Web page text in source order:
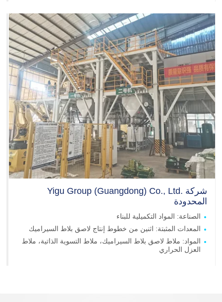
شركة Yigu Group (Guangdong) Co., Ltd.
المحدودة
الصناعة: المواد التكميلية للبناء
المعدات المثبتة: اثنين من خطوط إنتاج لاصق بلاط السيراميك
المواد: ملاط لاصق بلاط السيراميك، ملاط التسوية الذاتية، ملاط
العزل الحراري